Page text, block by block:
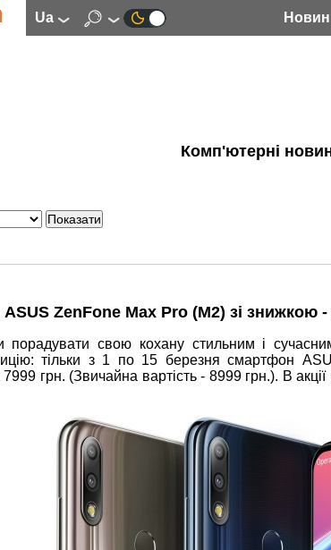
ua
Комп'ютерні
ZenFone Max Pro (M2) зі знижкою
свою кохану стильним і
тільки з 1 по 15 березня смартфон
грн. (Звичайна вартість - 8999 грн.). В